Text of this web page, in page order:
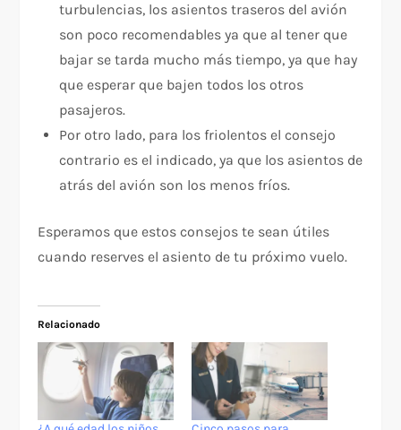
turbulencias, los asientos traseros del avión
son poco recomendables ya que al tener que
bajar se tarda mucho más tiempo, ya que hay
que esperar que bajen todos los otros
pasajeros.
Por otro lado, para los friolentos el consejo
contrario es el indicado, ya que los asientos de
atrás del avión son los menos fríos.
Esperamos que estos consejos te sean útiles
cuando reserves el asiento de tu próximo vuelo.
Relacionado